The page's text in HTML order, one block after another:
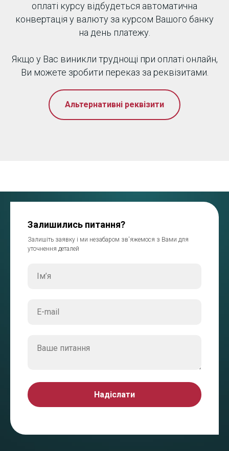
оплаті курсу відбудеться автоматична
конвертація у валюту за курсом Вашого банку
на день платежу.
Якщо у Вас виникли труднощі при оплаті онлайн,
Ви можете зробити переказ за реквізитами.
Альтернативні реквізити
Залишились питання?
Залишіть заявку і ми незабаром зв'яжемося з Вами для
уточнення деталей
Надіслати